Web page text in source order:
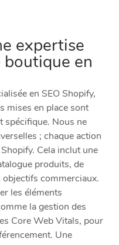
expertise
en
en SEO Shopify,
mises en place sont
spécifique. Nous ne
; chaque action
Cela inclut une
produits, de
commerciaux.
les éléments
la gestion des
Core Web Vitals, pour
Une